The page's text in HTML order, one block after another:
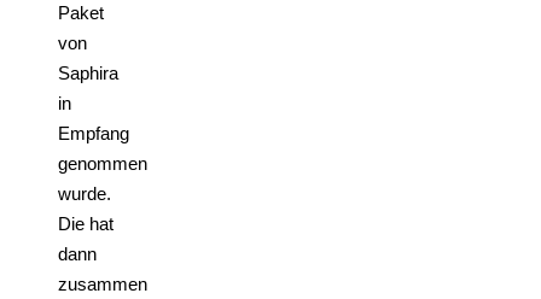
Paket
von
Saphira
in
Empfang
genommen
wurde.
Die hat
dann
zusammen